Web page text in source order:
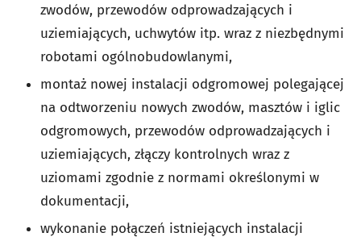
zwodów, przewodów odprowadzających i
uziemiających, uchwytów itp. wraz z niezbędnymi
robotami ogólnobudowlanymi,
montaż nowej instalacji odgromowej polegającej
na odtworzeniu nowych zwodów, masztów i iglic
odgromowych, przewodów odprowadzających i
uziemiających, złączy kontrolnych wraz z
uziomami zgodnie z normami określonymi w
dokumentacji,
wykonanie połączeń istniejących instalacji